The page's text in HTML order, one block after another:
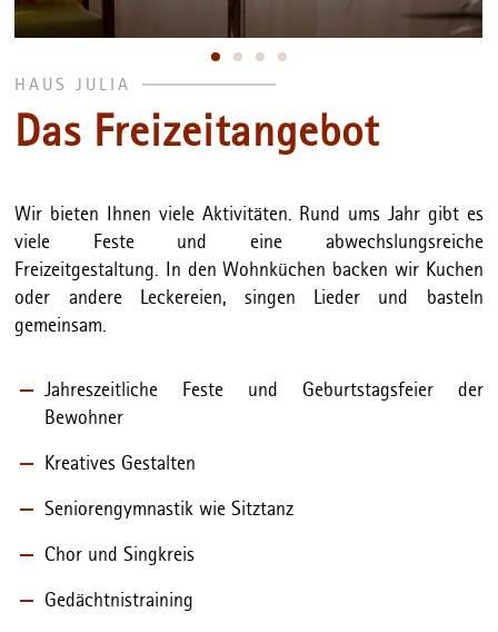
HAUS JULIA
Das Freizeitangebot
Wir bieten Ihnen viele Aktivitäten. Rund ums Jahr gibt es
viele Feste und eine abwechslungsreiche
Freizeitgestaltung. In den Wohnküchen backen wir Kuchen
oder andere Leckereien, singen Lieder und basteln
gemeinsam.
Jahreszeitliche Feste und Geburtstagsfeier der
Bewohner
Kreatives Gestalten
Seniorengymnastik wie Sitztanz
Chor und Singkreis
Gedächtnistraining